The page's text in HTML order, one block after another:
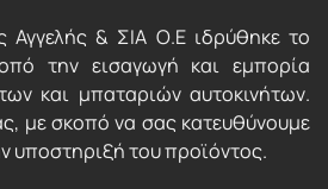
Αγγελής & ΣΙΑ Ο.Ε ιδρύθηκε το
την εισαγωγή και εμπορία
και μπαταριών αυτοκινήτων.
με σκοπό να σας κατευθύνουμε
υποστηριξή του προϊόντος.